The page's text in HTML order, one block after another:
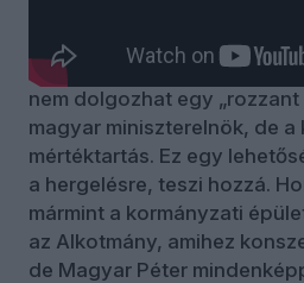
Nagy Attila Tibor szerint
nagyon sok pénzbe kerültek
nem dolgozhat egy
magyar miniszterelnök, de a
mértéktartás. Ez egy
a hergelésre, teszi hozzá.
mármint a kormányzati
az Alkotmány, amihez
de Magyar Péter